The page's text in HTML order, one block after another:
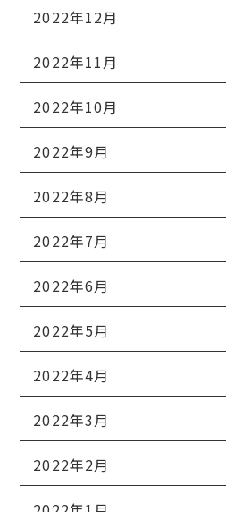
2022年12月
2022年11月
2022年10月
2022年9月
2022年8月
2022年7月
2022年6月
2022年5月
2022年4月
2022年3月
2022年2月